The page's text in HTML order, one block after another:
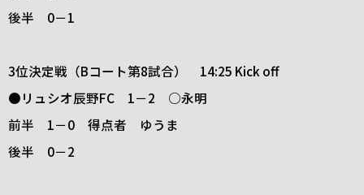
後半 0－1
3位決定戦（Bコート第8試合） 14:25 Kick off
●リュシオ辰野FC 1－2 ○永明
前半 1－0 得点者 ゆうま
後半 0－2